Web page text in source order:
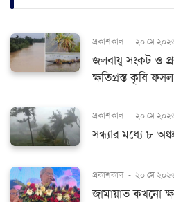
প্রকাশকাল - ২০ মে
জলবায়ু সংকট ও
ক্ষতিগ্রস্ত কৃষি ফসল
প্রকাশকাল - ২০ মে
সন্ধ্যার মধ্যে ৮
প্রকাশকাল - ২০ মে
জামায়াত কখনো